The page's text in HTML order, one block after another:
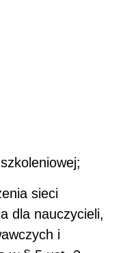
sieci
dla nauczycieli,
i